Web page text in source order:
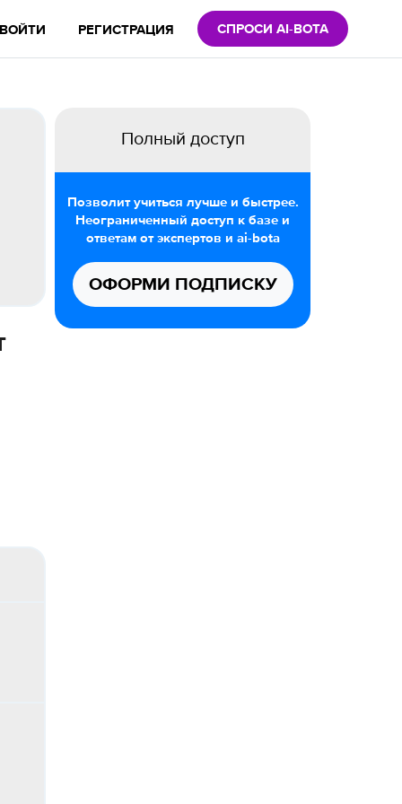
ВОЙТИ РЕГИСТРАЦИЯ СПРОСИ AI-BOTA
Полный доступ
Позволит учиться лучше и быстрее.
Неограниченный доступ к базе и
ответам от экспертов и ai-bota
ОФОРМИ ПОДПИСКУ